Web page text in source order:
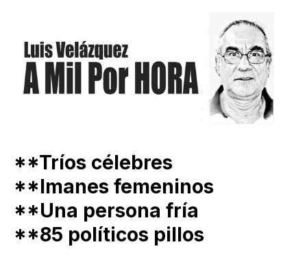
**Tríos célebres
**Imanes femeninos
**Una persona fría
**85 políticos pillos